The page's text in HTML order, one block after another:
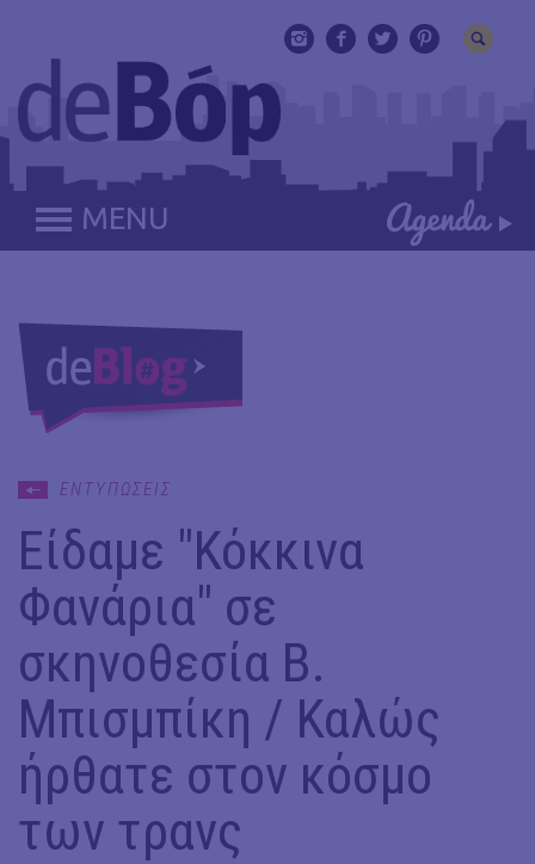
MENU
ΕΝΤΥΠΩΣΕΙΣ
Είδαμε "Κόκκινα
Φανάρια" σε
σκηνοθεσία Β.
Μπισμπίκη / Καλώς
ήρθατε στον κόσμο
των τρανς